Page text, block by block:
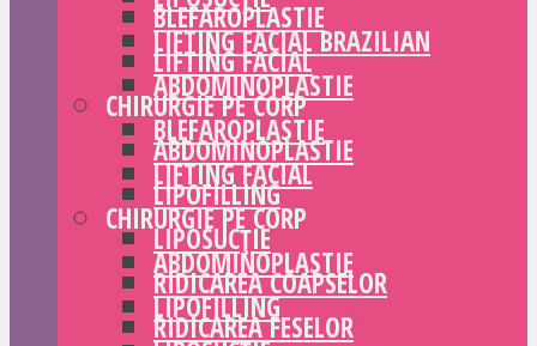
BLEFAROPLASTIE
LIFTING FACIAL
CHIRURGIE PE CORP
ABDOMINOPLASTIE
LIPOFILLING
LIPOSUCȚIE
RIDICAREA COAPSELOR
RIDICAREA FESELOR
LIFTING FACIAL BRAZILIAN
ABDOMINOPLASTIE
BLEFAROPLASTIE
LIFTING FACIAL
CHIRURGIE PE CORP
ABDOMINOPLASTIE
LIPOFILLING